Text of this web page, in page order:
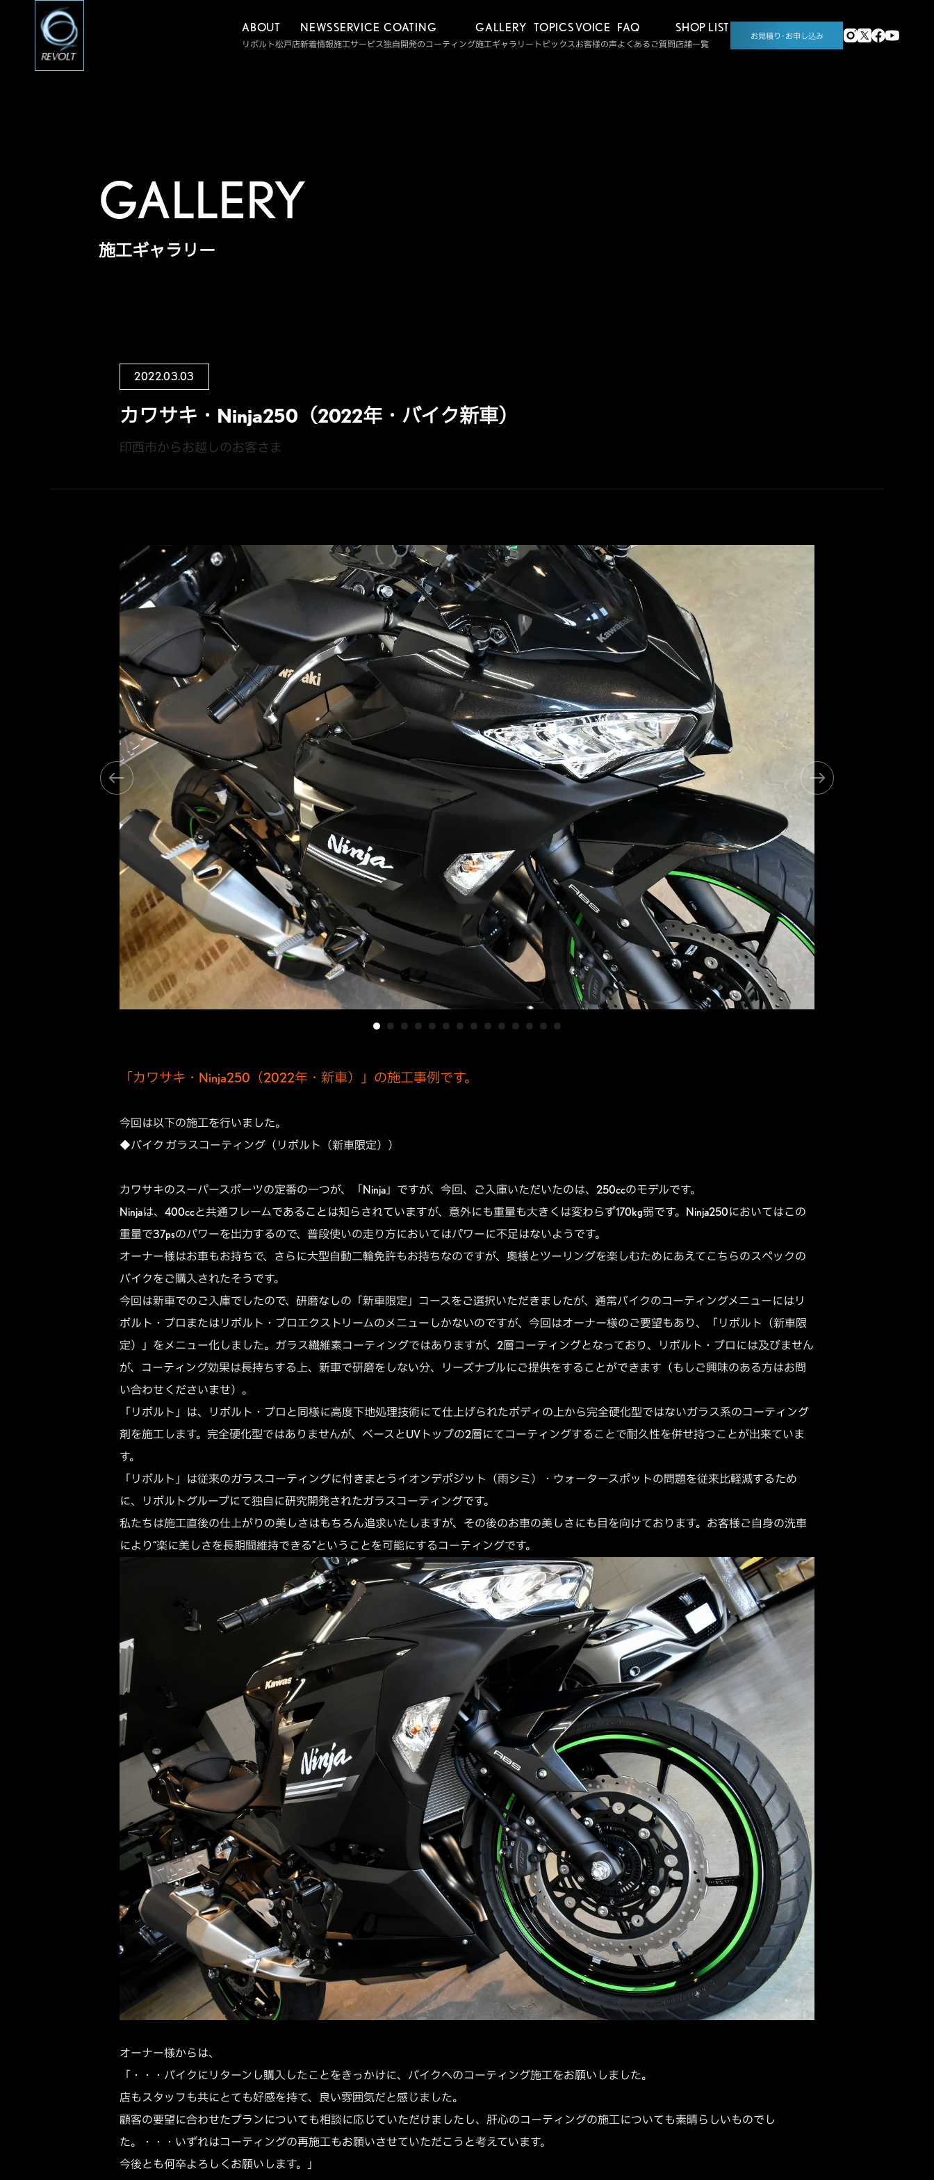
ABOUT
リボルト松戸店
NEWS
新着情報
SERVICE
施工サービス
COATING
独自開発のコーティング
GALLERY
施工ギャラリー
TOPICS
トピックス
VOICE
お客様の声
FAQ
よくあるご質問
SHOP LIST
店舗一覧
お見積り･お申し込み
GALLERY
施工ギャラリー
2022.03.03
カワサキ・Ninja250（2022年・バイク新車）
印西市からお越しのお客さま
「カワサキ・Ninja250（2022年・新車）」の施工事例です。
今回は以下の施工を行いました。
◆バイク ガラスコーティング（リボルト（新車限定））
カワサキのスーパースポーツの定番の一つが、「Ninja」ですが、今回、ご入庫いただいたのは、250ccのモデルです。
Ninjaは、400ccと共通フレームであることは知らされていますが、意外にも重量も大きくは変わらず170kg弱です。Ninja250においてはこの
重量で37psのパワーを出力するので、普段使いの走り方においてはパワーに不足はないようです。
オーナー様はお車もお持ちで、さらに大型自動二輪免許もお持ちなのですが、奥様とツーリングを楽しむためにあえてこちらのスペックの
バイクをご購入されたそうです。
今回は新車でのご入庫でしたので、研磨なしの「新車限定」コースをご選択いただきましたが、通常バイクのコーティングメニューにはリ
ボルト・プロまたはリボルト・プロエクストリームのメニューしかないのですが、今回はオーナー様のご要望もあり、「リボルト（新車限
定）」をメニュー化しました。ガラス繊維素コーティングではありますが、2層コーティングとなっており、リボルト・プロには及びません
が、コーティング効果は長持ちする上、新車で研磨をしない分、リーズナブルにご提供をすることができます（もしご興味のある方はお問
い合わせくださいませ）。
「リボルト」は、リボルト・プロと同様に高度下地処理技術にて仕上げられたボディの上から完全硬化型ではないガラス系のコーティング
剤を施工します。完全硬化型ではありませんが、ベースとUVトップの2層にてコーティングすることで耐久性を併せ持つことが出来ていま
す。
「リボルト」は従来のガラスコーティングに付きまとうイオンデポジット（雨シミ）・ウォータースポットの問題を従来比軽減するため
に、リボルトグループにて独自に研究開発されたガラスコーティングです。
私たちは施工直後の仕上がりの美しさはもちろん追求いたしますが、その後のお車の美しさにも目を向けております。お客様ご自身の洗車
により“楽に美しさを長期間維持できる”ということを可能にするコーティングです。
オーナー様からは、
「・・・バイクにリターンし購入したことをきっかけに、バイクへのコーティング施工をお願いしました。
店もスタッフも共にとても好感を持て、良い雰囲気だと感じました。
顧客の要望に合わせたプランについても相談に応じていただけましたし、肝心のコーティングの施工についても素晴らしいものでし
た。・・・いずれはコーティングの再施工もお願いさせていただこうと考えています。
今後とも何卒よろしくお願いします。」